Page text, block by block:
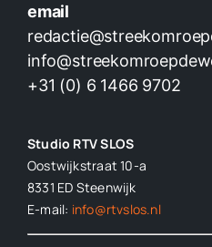
email
+31 (0) 6 1466 9702
Studio RTV SLOS
Oostwijkstraat 10-a
8331 ED Steenwijk
E-mail: info@rtvslos.nl